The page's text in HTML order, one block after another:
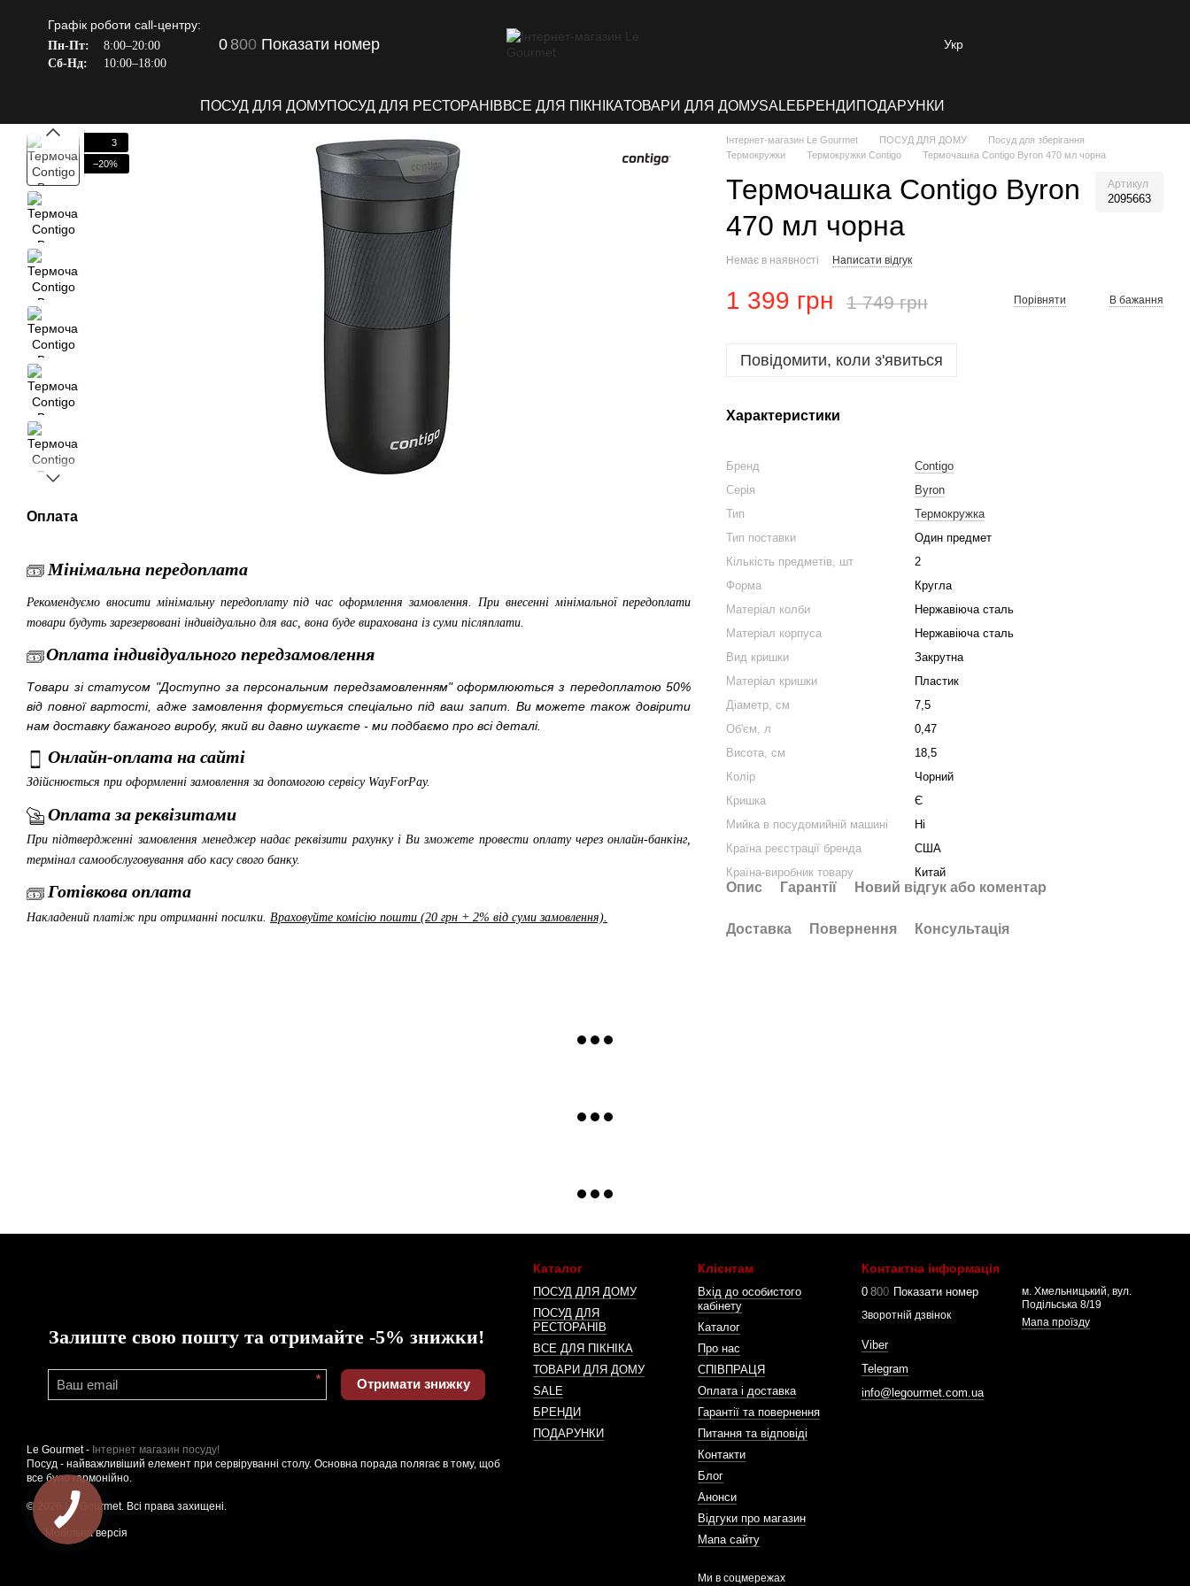
Графік роботи call-центру:
Пн-Пт:
8:00–20:00
Сб-Нд:
10:00–18:00
0800 Показати номер Укр
ПОСУД ДЛЯ ДОМУПОСУД ДЛЯ РЕСТОРАНІВВСЕ ДЛЯ ПІКНІКАТОВАРИ ДЛЯ ДОМУSALEБРЕНДИ ПОДАРУНКИ
3
−20%
Оплата
Мінімальна передоплата
Рекомендуємо вносити мінімальну передоплату під час оформлення замовлення. При внесенні мінімальної передоплати
товари будуть зарезервовані індивідуально для вас, вона буде вирахована із суми післяплати.
Оплата індивідуального передзамовлення
Товари зі статусом "Доступно за персональним передзамовленням" оформлюються з передоплатою 50%
від повної вартості, адже замовлення формується спеціально під ваш запит. Ви можете також довірити
нам доставку бажаного виробу, який ви давно шукаєте - ми подбаємо про всі деталі.
Онлайн-оплата на сайті
Здійснюється при оформленні замовлення за допомогою сервісу WayForPay.
Оплата за реквізитами
При підтвердженні замовлення менеджер надає реквізити рахунку і Ви зможете провести оплату через онлайн-банкінг,
термінал самообслуговування або касу свого банку.
Готівкова оплата
Накладений платіж при отриманні посилки. Враховуйте комісію пошти (20 грн + 2% від суми замовлення).
Інтернет-магазин Le Gourmet ПОСУД ДЛЯ ДОМУ
Посуд для зберігання
Термокружки
Термокружки Contigo Термочашка Contigo Byron 470 мл чорна
Термочашка Contigo Byron
470 мл чорна
Артикул
2095663
Немає в наявності Написати відгук
1 399 грн 1 749 грн Порівняти В бажання
Повідомити, коли з'явиться
Характеристики
Бренд
Contigo
Серія
Byron
Тип
Термокружка
Тип поставки
Один предмет
Кількість предметів, шт
2
Форма
Кругла
Матеріал колби
Нержавіюча сталь
Матеріал корпуса
Нержавіюча сталь
Вид кришки
Закрутна
Матеріал кришки
Пластик
Діаметр, см
7,5
Об'єм, л
0,47
Висота, см
18,5
Колір
Чорний
Кришка
Є
Мийка в посудомийній машині
Ні
Країна реєстрації бренда
США
Країна-виробник товару
Китай
Опис Гарантії Новий відгук або коментар
Доставка Повернення Консультація
Залиште свою пошту та отримайте -5% знижки!
* Отримати знижку
Le Gourmet - Інтернет магазин посуду!
Посуд - найважливіший елемент при сервіруванні столу. Основна порада полягає в тому, щоб
все було гармонійно.
© 2026 Le Gourmet. Всі права захищені.
Мобільна версія
Каталог
ПОСУД ДЛЯ ДОМУ
ПОСУД ДЛЯ
РЕСТОРАНІВ
ВСЕ ДЛЯ ПІКНІКА
ТОВАРИ ДЛЯ ДОМУ
SALE
БРЕНДИ
ПОДАРУНКИ
Клієнтам
Вхід до особистого
кабінету
Каталог
Про нас
СПІВПРАЦЯ
Оплата і доставка
Гарантії та повернення
Питання та відповіді
Контакти
Блог
Анонси
Відгуки про магазин
Мапа сайту
Ми в соцмережах
Контактна інформація
0 800 Показати номер
Зворотній дзвінок
Viber
Telegram
info@legourmet.com.ua
м. Хмельницький, вул.
Подільська 8/19
Мапа проїзду